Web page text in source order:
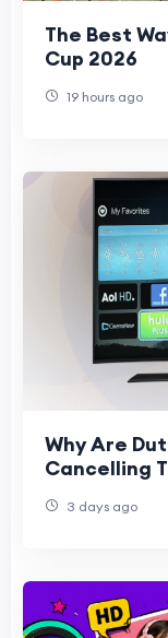
The Best
Cup 2026
19 hours ago
Why Are
Cancelling
3 days ago